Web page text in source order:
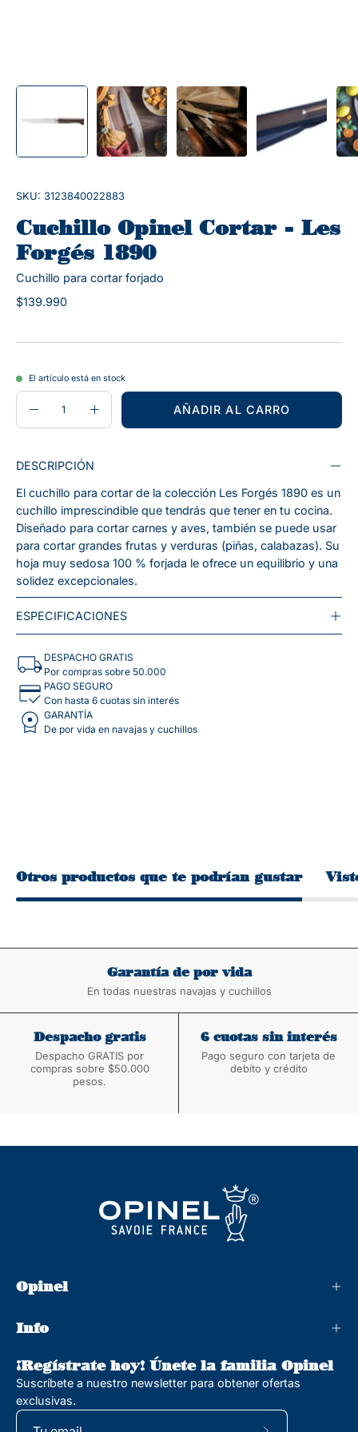
SKU: 3123840022883
Cuchillo Opinel Cortar - Les
Forgés 1890
Cuchillo para cortar forjado
$139.990
El artículo está en stock
CANTIDAD
Cantidad
cantidad
Aumentar
cantidad
AÑADIR AL CARRO
DESCRIPCIÓN
El cuchillo para cortar de la colección Les Forgés 1890 es un
cuchillo imprescindible que tendrás que tener en tu cocina.
Diseñado para cortar carnes y aves, también se puede usar
para cortar grandes frutas y verduras (piñas, calabazas). Su
hoja muy sedosa 100 % forjada le ofrece un equilibrio y una
solidez excepcionales.
ESPECIFICACIONES
DESPACHO GRATIS
Por compras sobre 50.000
PAGO SEGURO
Con hasta 6 cuotas sin interés
GARANTÍA
De por vida en navajas y cuchillos
Otros productos que te podrían gustar
Garantía de por vida
En todas nuestras navajas y cuchillos
Despacho gratis
Despacho GRATIS por
compras sobre $50.000
pesos.
6 cuotas sin interés
Pago seguro con tarjeta de
debito y crédito
Opinel
Info
¡Regístrate hoy! Únete la familia Opinel
Suscríbete a nuestro newsletter para obtener ofertas
exclusivas.